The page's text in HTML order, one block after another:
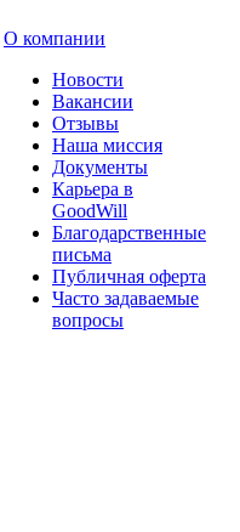
О компании
Новости
Вакансии
Отзывы
Наша миссия
Документы
Карьера в
GoodWill
Благодарственные
письма
Публичная оферта
Часто задаваемые
вопросы